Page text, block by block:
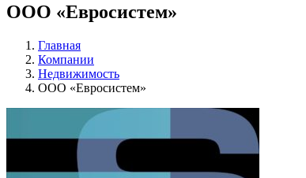
ООО «Евросистем»
Главная
Компании
Недвижимость
ООО «Евросистем»